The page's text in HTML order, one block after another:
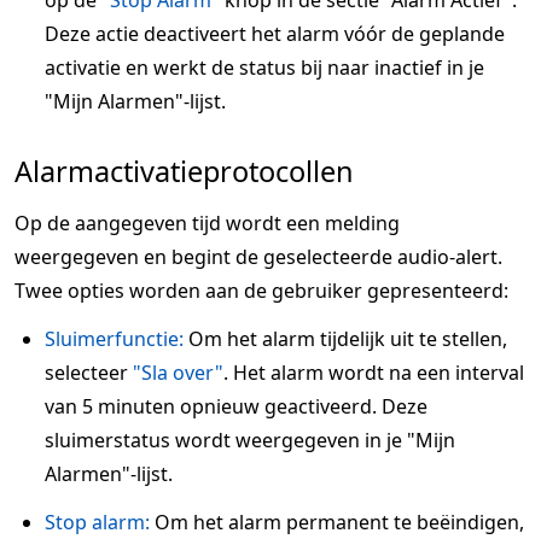
Deze actie deactiveert het alarm vóór de geplande
activatie en werkt de status bij naar inactief in je
"Mijn Alarmen"-lijst.
Alarmactivatieprotocollen
Op de aangegeven tijd wordt een melding
weergegeven en begint de geselecteerde audio-alert.
Twee opties worden aan de gebruiker gepresenteerd:
Sluimerfunctie: Om het alarm tijdelijk uit te stellen,
selecteer "Sla over". Het alarm wordt na een interval
van 5 minuten opnieuw geactiveerd. Deze
sluimerstatus wordt weergegeven in je "Mijn
Alarmen"-lijst.
Stop alarm: Om het alarm permanent te beëindigen,